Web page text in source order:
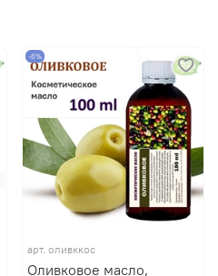
-6%
арт. оливккос
Оливковое масло,